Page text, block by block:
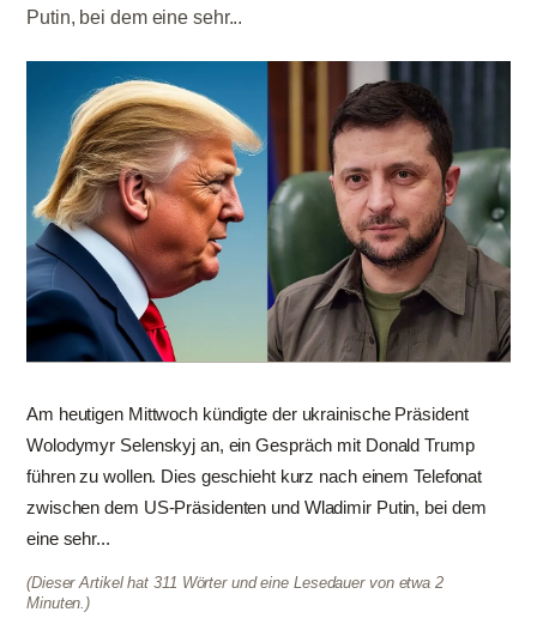
Putin, bei dem eine sehr...
Am heutigen Mittwoch kündigte der ukrainische Präsident
Wolodymyr Selenskyj an, ein Gespräch mit Donald Trump
führen zu wollen. Dies geschieht kurz nach einem Telefonat
zwischen dem US-Präsidenten und Wladimir Putin, bei dem
eine sehr...
(Dieser Artikel hat 311 Wörter und eine Lesedauer von etwa 2
Minuten.)